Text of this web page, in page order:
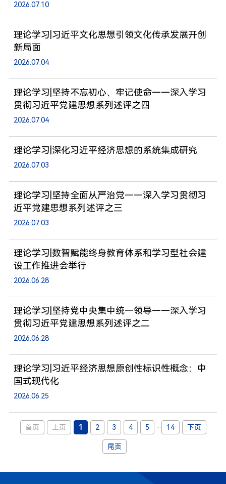
2026.07.10
理论学习|习近平文化思想引领文化传承发展开创
新局面
2026.07.04
理论学习|坚持不忘初心、牢记使命——深入学习
贯彻习近平党建思想系列述评之四
2026.07.04
理论学习|深化习近平经济思想的系统集成研究
2026.07.03
理论学习|坚持全面从严治党——深入学习贯彻习
近平党建思想系列述评之三
2026.07.03
理论学习|数智赋能终身教育体系和学习型社会建
设工作推进会举行
2026.06.28
理论学习|坚持党中央集中统一领导——深入学习
贯彻习近平党建思想系列述评之二
2026.06.28
理论学习|习近平经济思想原创性标识性概念：中
国式现代化
2026.06.25
首页 上页 1 2 3 4 5 14 下页
尾页